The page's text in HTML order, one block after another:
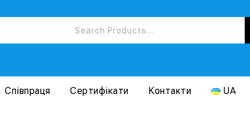
Співпраця Сертифікати Контакти UA